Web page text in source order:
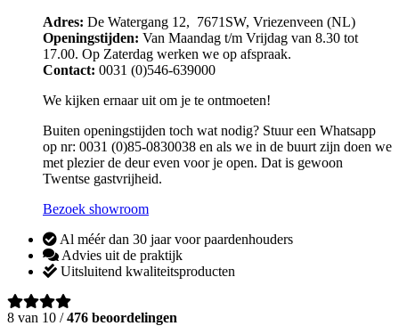
Adres: De Watergang 12, 7671SW, Vriezenveen (NL)
Openingstijden: Van Maandag t/m Vrijdag van 8.30 tot
17.00. Op Zaterdag werken we op afspraak.
Contact: 0031 (0)546-639000
We kijken ernaar uit om je te ontmoeten!
Buiten openingstijden toch wat nodig? Stuur een Whatsapp
op nr: 0031 (0)85-0830038 en als we in de buurt zijn doen we
met plezier de deur even voor je open. Dat is gewoon
Twentse gastvrijheid.
Bezoek showroom
Al méér dan 30 jaar voor paardenhouders
Advies uit de praktijk
Uitsluitend kwaliteitsproducten
8 van 10 /476 beoordelingen